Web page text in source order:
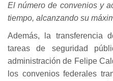
El número de convenios y
tiempo, alcanzando su
Además, la transferencia
tareas de seguridad
administración de Felipe
los convenios federales